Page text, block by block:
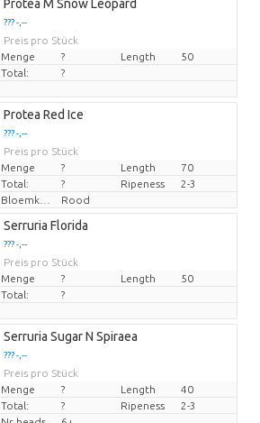
Protea M Snow Leopard
??? -,--
Preis pro Stück
Menge
? Length
50
Total:
?
Protea Red Ice
??? -,--
Preis pro Stück
Menge
? Length
70
Total:
? Ripeness
2-3
Bloemkleur
Rood
Serruria Florida
??? -,--
Preis pro Stück
Menge
? Length
50
Total:
?
Serruria Sugar N Spiraea
??? -,--
Preis pro Stück
Menge
? Length
40
Total:
? Ripeness
2-3